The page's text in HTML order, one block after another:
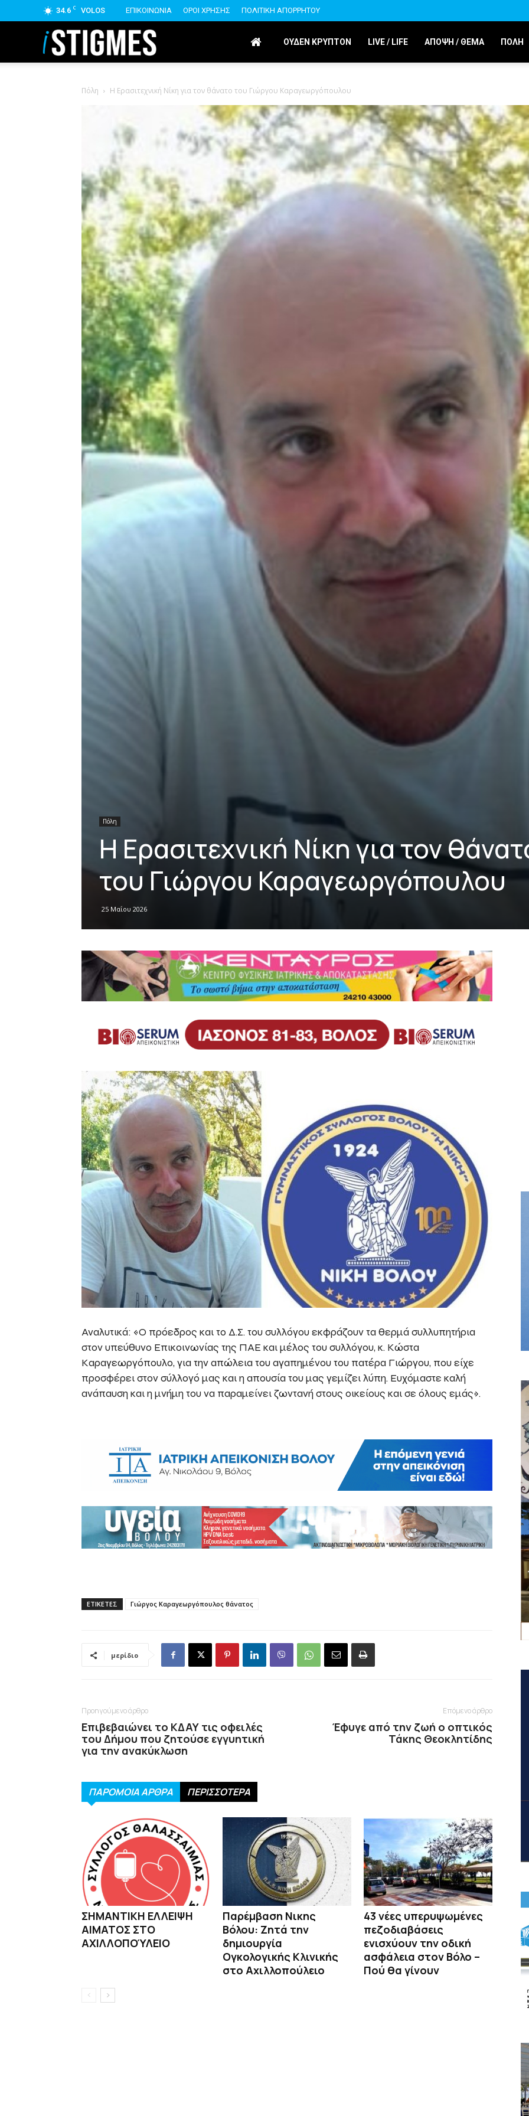
34.6 C VOLOS ΕΠΙΚΟΙΝΩΝΙΑ ΟΡΟΙ ΧΡΗΣΗΣ ΠΟΛΙΤΙΚΗ ΑΠΟΡΡΗΤΟΥ
istigmes ΟΥΔΕΝ ΚΡΥΠΤΟΝ LIVE / LIFE ΑΠΟΨΗ / ΘΕΜΑ ΠΟΛΗ
Πόλη Η Ερασιτεχνική Νίκη για τον θάνατο του Γιώργου Καραγεωργόπουλου
Πόλη
Η Ερασιτεχνική Νίκη για τον
του Γιώργου Καραγεωργόπουλου
25 Μαΐου 2026
Αναλυτικά: «Ο πρόεδρος και το Δ.Σ. του συλλόγου εκφράζουν τα θερμά συλλυπητήρια
στον υπεύθυνο Επικοινωνίας της ΠΑΕ και μέλος του συλλόγου, κ. Κώστα
Καραγεωργόπουλο, για την απώλεια του αγαπημένου του πατέρα Γιώργου, που είχε
προσφέρει στον σύλλογό μας και η απουσία του μας γεμίζει λύπη. Ευχόμαστε καλή
ανάπαυση και η μνήμη του να παραμείνει ζωντανή στους οικείους και σε όλους εμάς».
ΕΤΙΚΕΤΕΣ Γιώργος Καραγεωργόπουλος θάνατος
μερίδιο
Προηγούμενο άρθρο
Επιβεβαιώνει το ΚΔΑΥ τις οφειλές
του Δήμου που ζητούσε εγγυητική
για την ανακύκλωση
Επόμενο άρθρο
Έφυγε από την ζωή ο οπτικός
Τάκης Θεοκλητίδης
ΠΑΡΟΜΟΙΑ ΑΡΘΡΑ ΠΕΡΙΣΣΟΤΕΡΑ
ΣΗΜΑΝΤΙΚΗ ΕΛΛΕΙΨΗ
ΑΙΜΑΤΟΣ ΣΤΟ
ΑΧΙΛΛΟΠΟΎΛΕΙΟ
Παρέμβαση Νικης
Βόλου: Ζητά την
δημιουργία
Ογκολογικής Κλινικής
στο Αχιλλοπούλειο
43 νέες υπερυψωμένες
πεζοδιαβάσεις
ενισχύουν την οδική
ασφάλεια στον Βόλο –
Πού θα γίνουν